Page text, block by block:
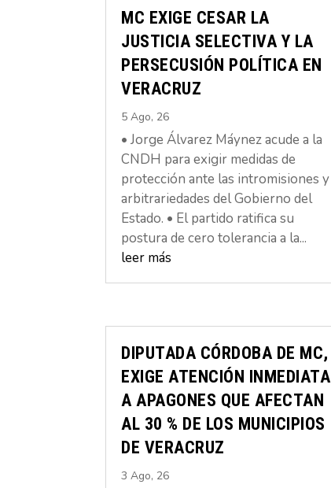
MC EXIGE CESAR LA
JUSTICIA SELECTIVA Y LA
PERSECUSIÓN POLÍTICA EN
VERACRUZ
5 Ago, 26
• Jorge Álvarez Máynez acude a la
CNDH para exigir medidas de
protección ante las intromisiones y
arbitrariedades del Gobierno del
Estado. • El partido ratifica su
postura de cero tolerancia a la...
leer más
DIPUTADA CÓRDOBA DE MC,
EXIGE ATENCIÓN INMEDIATA
A APAGONES QUE AFECTAN
AL 30 % DE LOS MUNICIPIOS
DE VERACRUZ
3 Ago, 26